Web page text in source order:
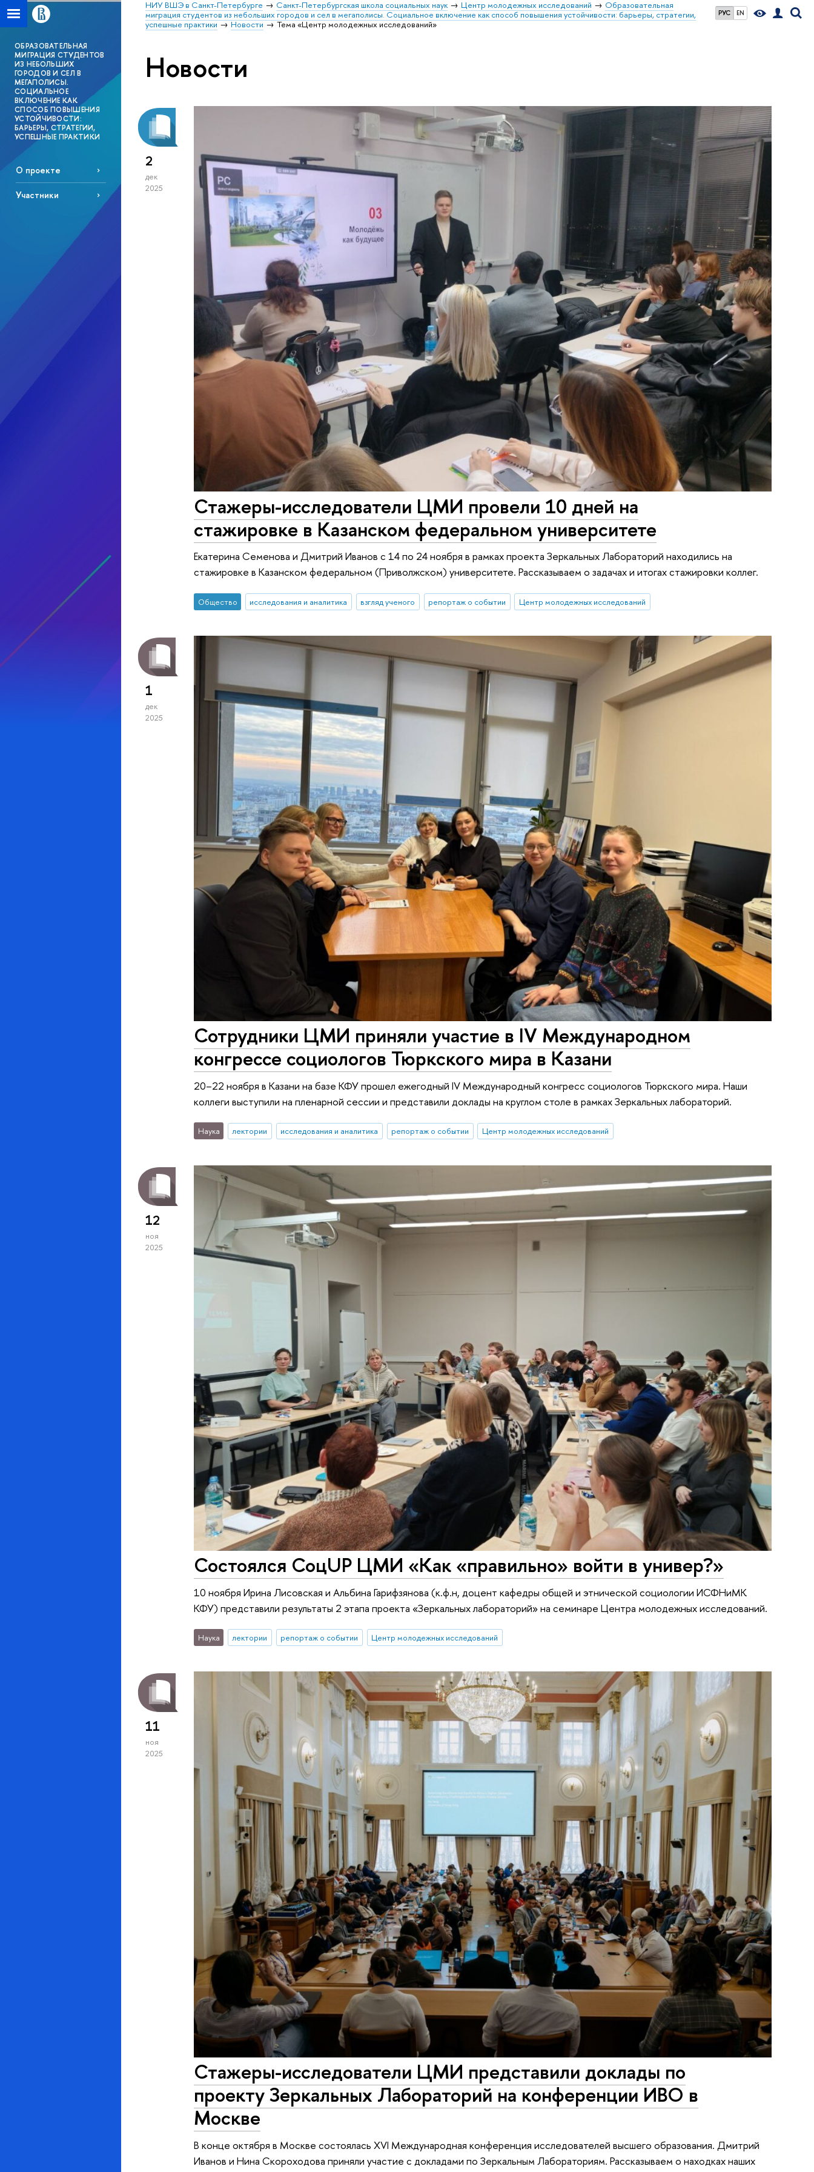
РУС EN
НИУ ВШЭ в Санкт-Петербурге Санкт-Петербургская школа социальных наук Центр молодежных исследований
Образовательная
миграция студентов из небольших городов и сел в мегаполисы. Социальное включение как способ повышения устойчивости: барьеры, стратегии,
успешные практики
Новости Тема «Центр молодежных исследований»
ОБРАЗОВАТЕЛЬНАЯ
МИГРАЦИЯ СТУДЕНТОВ
ИЗ НЕБОЛЬШИХ
ГОРОДОВ И СЕЛ В
МЕГАПОЛИСЫ.
СОЦИАЛЬНОЕ
ВКЛЮЧЕНИЕ КАК
СПОСОБ ПОВЫШЕНИЯ
УСТОЙЧИВОСТИ:
БАРЬЕРЫ, СТРАТЕГИИ,
УСПЕШНЫЕ ПРАКТИКИ
О проекте
Участники
Новости
2
дек
2025
Стажеры-исследователи ЦМИ провели 10 дней на
стажировке в Казанском федеральном университете
Екатерина Семенова и Дмитрий Иванов с 14 по 24 ноября в рамках проекта Зеркальных Лабораторий находились на
стажировке в Казанском федеральном (Приволжском) университете. Рассказываем о задачах и итогах стажировки коллег.
Общество исследования и аналитика взгляд ученого репортаж о событии Центр молодежных исследований
1
дек
2025
Сотрудники ЦМИ приняли участие в IV Международном
конгрессе социологов Тюркского мира в Казани
20–22 ноября в Казани на базе КФУ прошел ежегодный IV Международный конгресс социологов Тюркского мира. Наши
коллеги выступили на пленарной сессии и представили доклады на круглом столе в рамках Зеркальных лабораторий.
Наука лектории исследования и аналитика репортаж о событии Центр молодежных исследований
12
ноя
2025
Состоялся СоцUP ЦМИ «Как «правильно» войти в универ?»
10 ноября Ирина Лисовская и Альбина Гарифзянова (к.ф.н, доцент кафедры общей и этнической социологии ИСФНиМК
КФУ) представили результаты 2 этапа проекта «Зеркальных лабораторий» на семинаре Центра молодежных исследований.
Наука лектории репортаж о событии Центр молодежных исследований
11
ноя
2025
Стажеры-исследователи ЦМИ представили доклады по
проекту Зеркальных Лабораторий на конференции ИВО в
Москве
В конце октября в Москве состоялась XVI Международная конференция исследователей высшего образования. Дмитрий
Иванов и Нина Скороходова приняли участие с докладами по Зеркальным Лабораториям. Рассказываем о находках наших